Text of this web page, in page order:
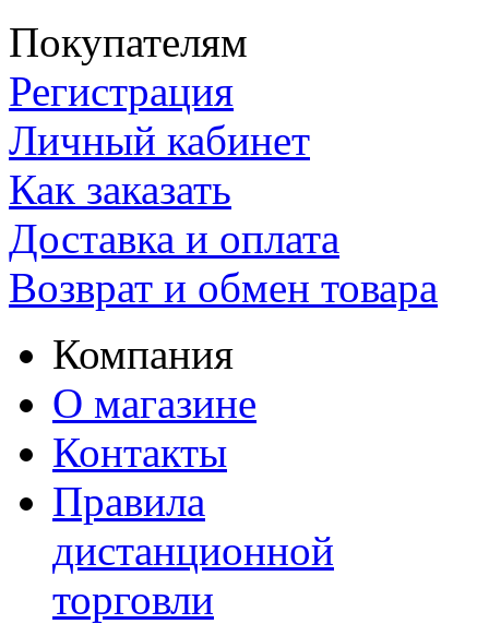
Покупателям
Регистрация
Личный кабинет
Как заказать
Доставка и оплата
Возврат и обмен товара
Компания
О магазине
Контакты
Правила
дистанционной
торговли